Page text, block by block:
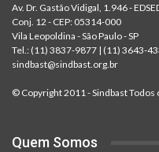
Av. Dr. Gastão Vidigal, 1.946 -
Conj. 12 - CEP: 05314-000
Vila Leopoldina - São Paulo - SP
Tel.: (11) 3837-9877 | (11) 3643-
sindbast@sindbast.org.br
© Copyright 2011 - Sindbast
Quem Somos